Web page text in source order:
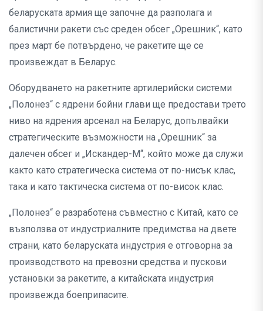
беларуската армия ще започне да разполага и
балистични ракети със среден обсег „Орешник“, като
през март бе потвърдено, че ракетите ще се
произвеждат в Беларус.
Оборудването на ракетните артилерийски системи
„Полонез“ с ядрени бойни глави ще предостави трето
ниво на ядрения арсенал на Беларус, допълвайки
стратегическите възможности на „Орешник“ за
далечен обсег и „Искандер-М“, който може да служи
както като стратегическа система от по-нисък клас,
така и като тактическа система от по-висок клас.
„Полонез“ е разработена съвместно с Китай, като се
възползва от индустриалните предимства на двете
страни, като беларуската индустрия е отговорна за
производството на превозни средства и пускови
установки за ракетите, а китайската индустрия
произвежда боеприпасите.